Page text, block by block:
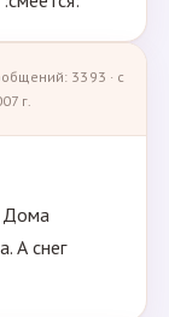
3393 · с
г.
Дома
А снег